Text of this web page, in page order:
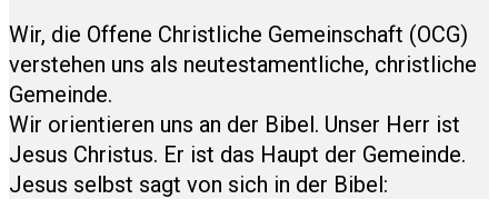
Wir, die Offene Christliche Gemeinschaft (OCG)
verstehen uns als neutestamentliche, christliche
Gemeinde.
Wir orientieren uns an der Bibel. Unser Herr ist
Jesus Christus. Er ist das Haupt der Gemeinde.
Jesus selbst sagt von sich in der Bibel: